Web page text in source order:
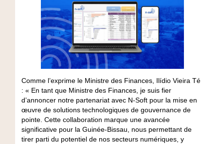
Comme l’exprime le Ministre des Finances, Ilídio Vieira Té
: « En tant que Ministre des Finances, je suis fier
d’annoncer notre partenariat avec N-Soft pour la mise en
œuvre de solutions technologiques de gouvernance de
pointe. Cette collaboration marque une avancée
significative pour la Guinée-Bissau, nous permettant de
tirer parti du potentiel de nos secteurs numériques, y